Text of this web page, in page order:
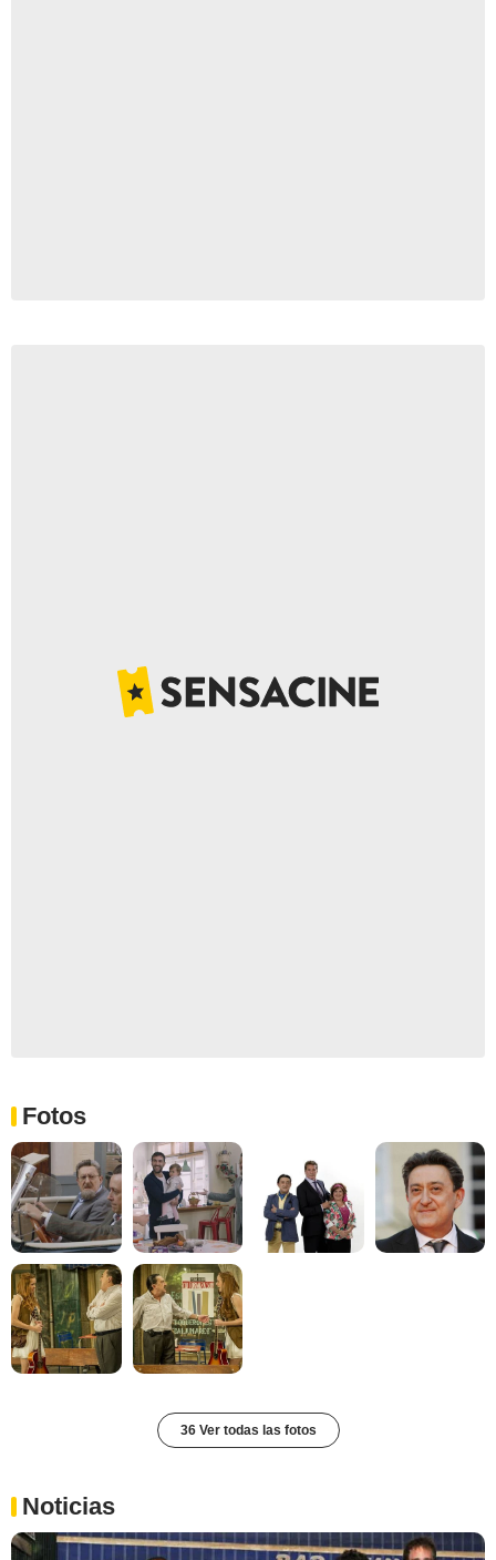
Fotos
36 Ver todas las fotos
Noticias